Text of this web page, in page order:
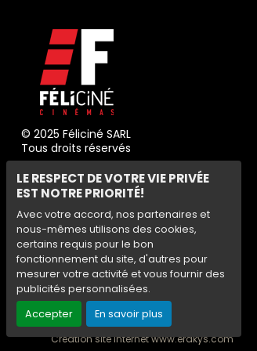
LE RESPECT DE VOTRE VIE PRIVÉE
EST NOTRE PRIORITÉ!
Avec votre accord, nos partenaires et
nous-mêmes utilisons des cookies,
certains requis pour le bon
fonctionnement du site, d'autres pour
mesurer votre activité et vous fournir des
publicités personnalisées.
Accepter
En savoir plus
© 2025 Féliciné SARL
Tous droits réservés
Création site internet www.erakys.com